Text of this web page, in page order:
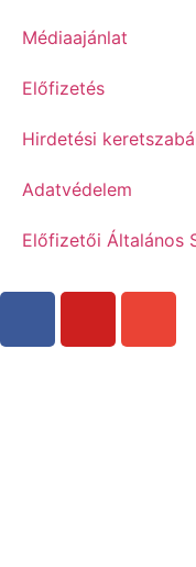
Médiaajánlat
Előfizetés
Hirdetési
Adatvédelem
Előfizetői Általános